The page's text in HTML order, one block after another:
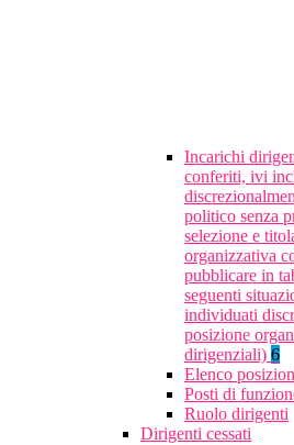
Incarichi
conferiti, ivi
politico senza
selezione e
organizzativa
pubblicare in
seguenti
individuati
posizione
dirigenziali) 6
Elenco
Posti di
Ruolo dirigenti
Dirigenti cessati